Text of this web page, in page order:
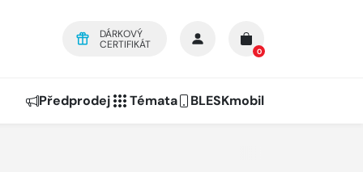
DÁRKOVÝ
CERTIFIKÁT
0
Předprodej Témata BLESKmobil